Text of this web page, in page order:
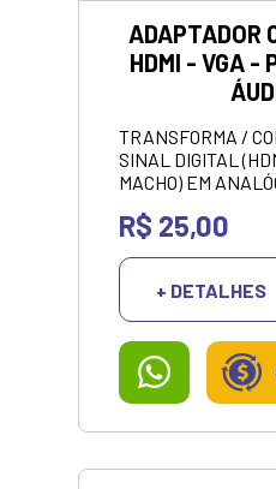
ADAPTADOR
HDMI - VGA -
TRANSFORMA /
SINAL DIGITAL (HDMI-ENTRADA-
MACHO) EM
PIX/DINHEIRO</
R$ 25,00
+ DETALHES